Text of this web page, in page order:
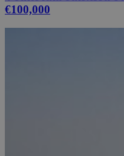
€100,000